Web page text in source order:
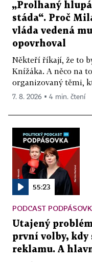
„Prolhaný
stáda“. Proč
vláda vedená
opovrhoval
Někteří říkají, že to
Knížáka. A něco na
organizovaný těmi,
7. 8. 2026 ▪ 4 min. čtení
55:23
PODCAST
Utajený
první volby,
reklamu. A